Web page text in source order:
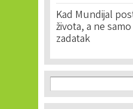
Kad Mundijal
života, a ne
zadatak
Search form
Search